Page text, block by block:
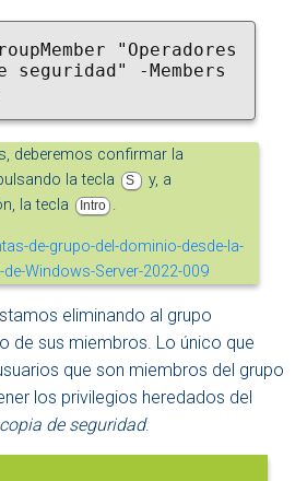
"Operadores
seguridad" -Members
deberemos confirmar la
la tecla
S
y, a
la tecla
Intro .
eliminando al grupo
de sus miembros. Lo único que
que son miembros del grupo
los privilegios heredados del
de seguridad.